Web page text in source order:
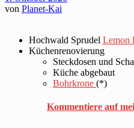
von Planet-Kai
Hochwald Sprudel Lemon
Küchenrenovierung
Steckdosen und
Küche abgebaut
Bohrkrone (*)
Kommentiere auf